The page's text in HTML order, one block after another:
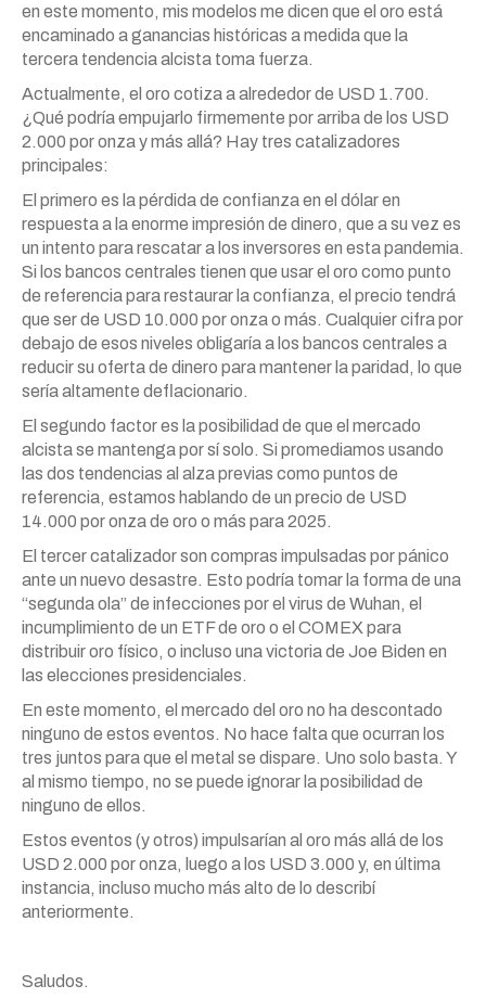
en este momento, mis modelos me dicen que el oro está
encaminado a ganancias históricas a medida que la
tercera tendencia alcista toma fuerza.
Actualmente, el oro cotiza a alrededor de USD 1.700.
¿Qué podría empujarlo firmemente por arriba de los USD
2.000 por onza y más allá? Hay tres catalizadores
principales:
El primero es la pérdida de confianza en el dólar en
respuesta a la enorme impresión de dinero, que a su vez es
un intento para rescatar a los inversores en esta pandemia.
Si los bancos centrales tienen que usar el oro como punto
de referencia para restaurar la confianza, el precio tendrá
que ser de USD 10.000 por onza o más. Cualquier cifra por
debajo de esos niveles obligaría a los bancos centrales a
reducir su oferta de dinero para mantener la paridad, lo que
sería altamente deflacionario.
El segundo factor es la posibilidad de que el mercado
alcista se mantenga por sí solo. Si promediamos usando
las dos tendencias al alza previas como puntos de
referencia, estamos hablando de un precio de USD
14.000 por onza de oro o más para 2025.
El tercer catalizador son compras impulsadas por pánico
ante un nuevo desastre. Esto podría tomar la forma de una
“segunda ola” de infecciones por el virus de Wuhan, el
incumplimiento de un ETF de oro o el COMEX para
distribuir oro físico, o incluso una victoria de Joe Biden en
las elecciones presidenciales.
En este momento, el mercado del oro no ha descontado
ninguno de estos eventos. No hace falta que ocurran los
tres juntos para que el metal se dispare. Uno solo basta. Y
al mismo tiempo, no se puede ignorar la posibilidad de
ninguno de ellos.
Estos eventos (y otros) impulsarían al oro más allá de los
USD 2.000 por onza, luego a los USD 3.000 y, en última
instancia, incluso mucho más alto de lo describí
anteriormente.
Saludos.